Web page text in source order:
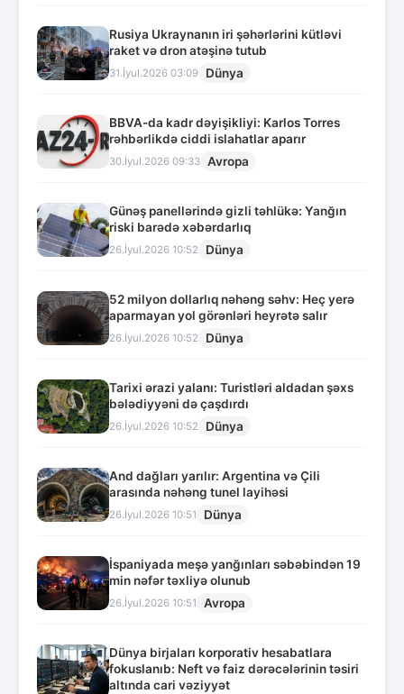
Rusiya Ukraynanın iri şəhərlərini kütləvi
raket və dron atəşinə tutub
31.İyul.2026 03:09 Dünya
BBVA-da kadr dəyişikliyi: Karlos Torres
rəhbərlikdə ciddi islahatlar aparır
30.İyul.2026 09:33 Avropa
Günəş panellərində gizli təhlükə: Yanğın
riski barədə xəbərdarlıq
26.İyul.2026 10:52 Dünya
52 milyon dollarlıq nəhəng səhv: Heç yerə
aparmayan yol görənləri heyrətə salır
26.İyul.2026 10:52 Dünya
Tarixi ərazi yalanı: Turistləri aldadan şəxs
bələdiyyəni də çaşdırdı
26.İyul.2026 10:52 Dünya
And dağları yarılır: Argentina və Çili
arasında nəhəng tunel layihəsi
26.İyul.2026 10:51 Dünya
İspaniyada meşə yanğınları səbəbindən 19
min nəfər təxliyə olunub
26.İyul.2026 10:51 Avropa
Dünya birjaları korporativ hesabatlara
fokuslanıb: Neft və faiz dərəcələrinin təsiri
altında cari vəziyyət